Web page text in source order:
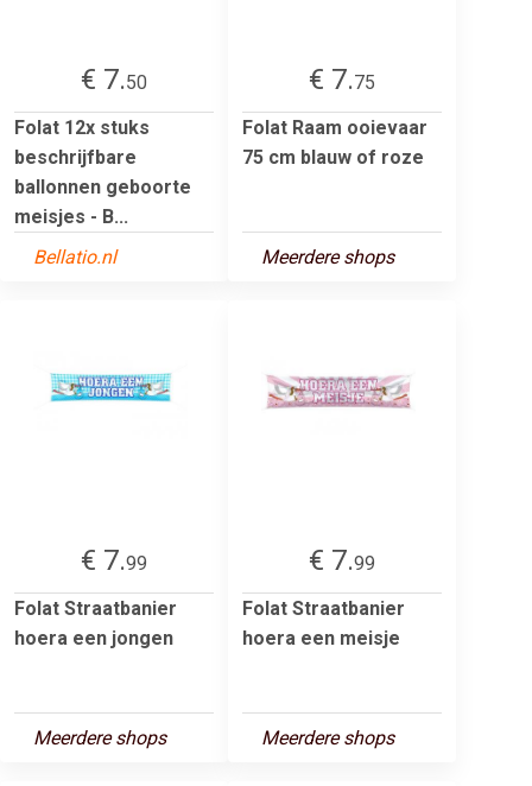
€ 7.50
Folat 12x stuks
beschrijfbare
ballonnen geboorte
meisjes - B...
Bellatio.nl
€ 7.75
Folat Raam ooievaar
75 cm blauw of roze
Meerdere shops
€ 7.99
Folat Straatbanier
hoera een jongen
Meerdere shops
€ 7.99
Folat Straatbanier
hoera een meisje
Meerdere shops